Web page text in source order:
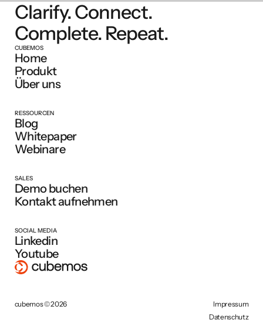
Clarify. Connect.
Complete. Repeat.
CUBEMOS
Home
Produkt
Über uns
RESSOURCEN
Blog
Whitepaper
Webinare
SALES
Demo buchen
Kontakt aufnehmen
SOCIAL MEDIA
Linkedin
Youtube
cubemos © 2026
Impressum
Datenschutz